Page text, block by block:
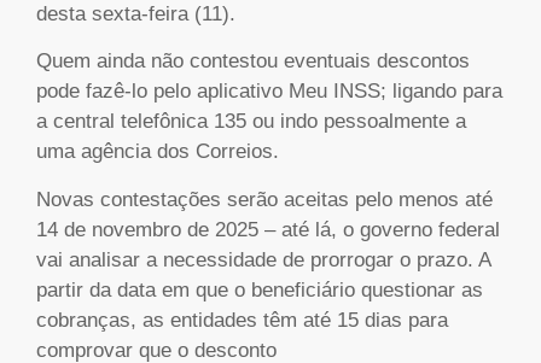
desta sexta-feira (11).
Quem ainda não contestou eventuais descontos
pode fazê-lo pelo aplicativo Meu INSS; ligando para
a central telefônica 135 ou indo pessoalmente a
uma agência dos Correios.
Novas contestações serão aceitas pelo menos até
14 de novembro de 2025 – até lá, o governo federal
vai analisar a necessidade de prorrogar o prazo. A
partir da data em que o beneficiário questionar as
cobranças, as entidades têm até 15 dias para
comprovar que o desconto